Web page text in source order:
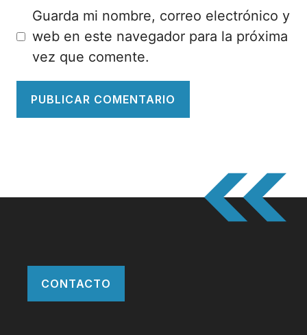
Guarda mi nombre, correo electrónico y
web en este navegador para la próxima
vez que comente.
CONTACTO